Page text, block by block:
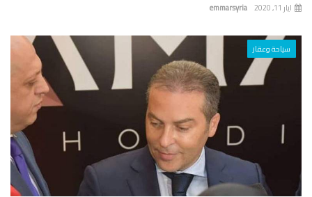
emmarsyria
سياحة وعقار